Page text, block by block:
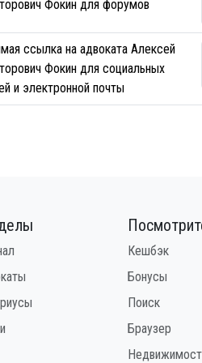
Фокин для форумов
ссылка на адвоката Алексей
Фокин для социальных
и электронной почты
Кешбэк
Бонусы
Поиск
Браузер